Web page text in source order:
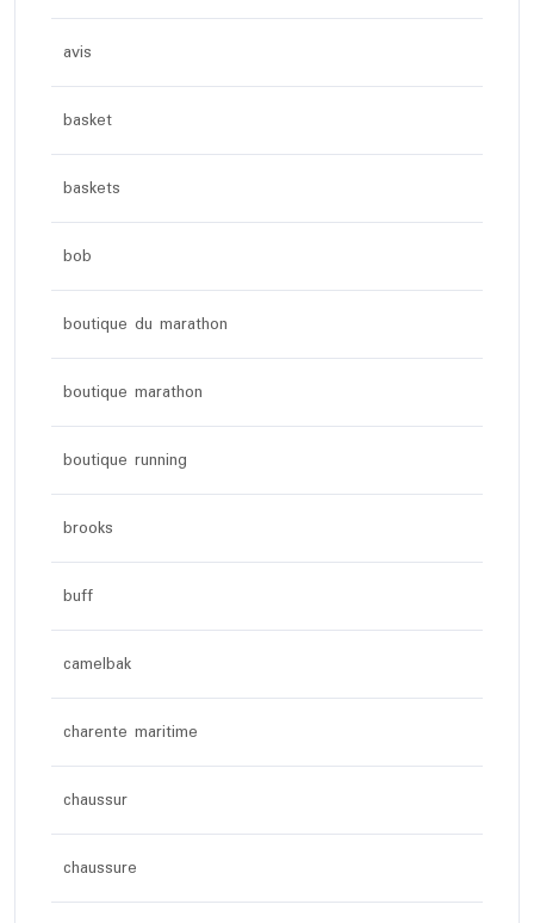
avis
basket
baskets
bob
boutique du marathon
boutique marathon
boutique running
brooks
buff
camelbak
charente maritime
chaussur
chaussure